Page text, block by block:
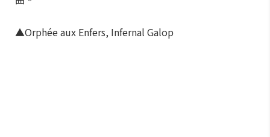
▲Orphée aux Enfers, Infernal Galop